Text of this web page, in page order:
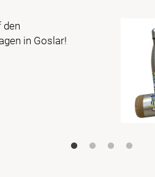
den
in Goslar!